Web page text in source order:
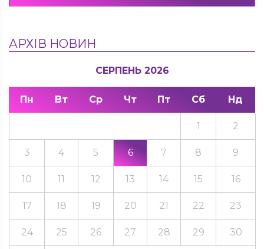
АРХІВ НОВИН
СЕРПЕНЬ 2026
Пн Вт Ср Чт Пт Сб Нд
1 2
3 4 5 6 7 8 9
10 11 12 13 14 15 16
17 18 19 20 21 22 23
24 25 26 27 28 29 30